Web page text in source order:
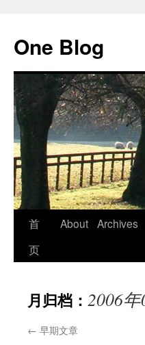
正
文
One Blog
首
页
About Archives
月归档： 2006
← 早期文章